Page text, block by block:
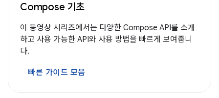
Compose 기초
이 동영상 시리즈에서는 다양한 Compose API를 소개
하고 사용 가능한 API와 사용 방법을 빠르게 보여줍니
다.
빠른 가이드 모음